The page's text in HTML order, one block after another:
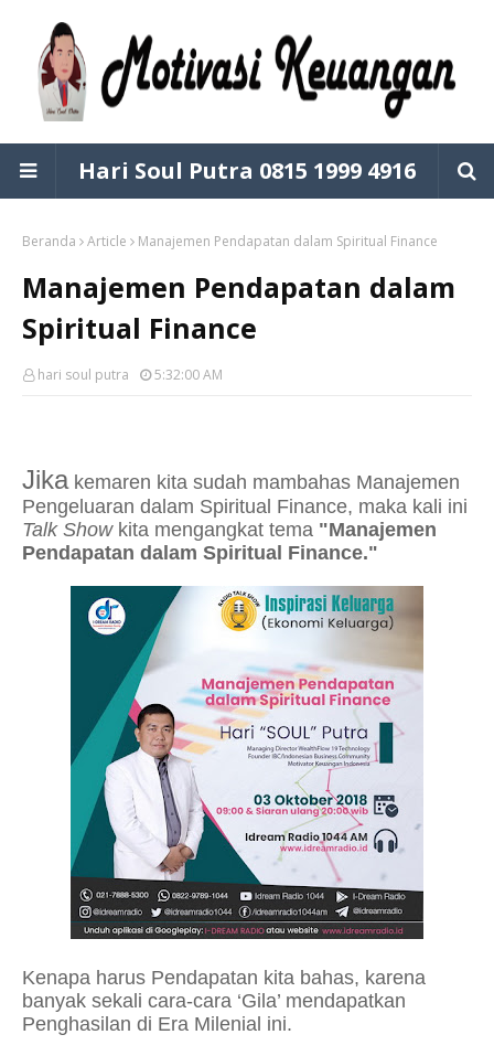
Hari Soul Putra 0815 1999 4916
Beranda Article Manajemen Pendapatan dalam Spiritual Finance
Manajemen Pendapatan dalam
Spiritual Finance
hari soul putra 5:32:00 AM
Jikakemaren kita sudah mambahas Manajemen
Pengeluaran dalam Spiritual Finance, maka kali ini
Talk Showkita mengangkat tema "Manajemen
Pendapatan dalam Spiritual Finance."
Kenapa harus Pendapatan kita bahas, karena
banyak sekali cara-cara ‘Gila’ mendapatkan
Penghasilan di Era Milenial ini.